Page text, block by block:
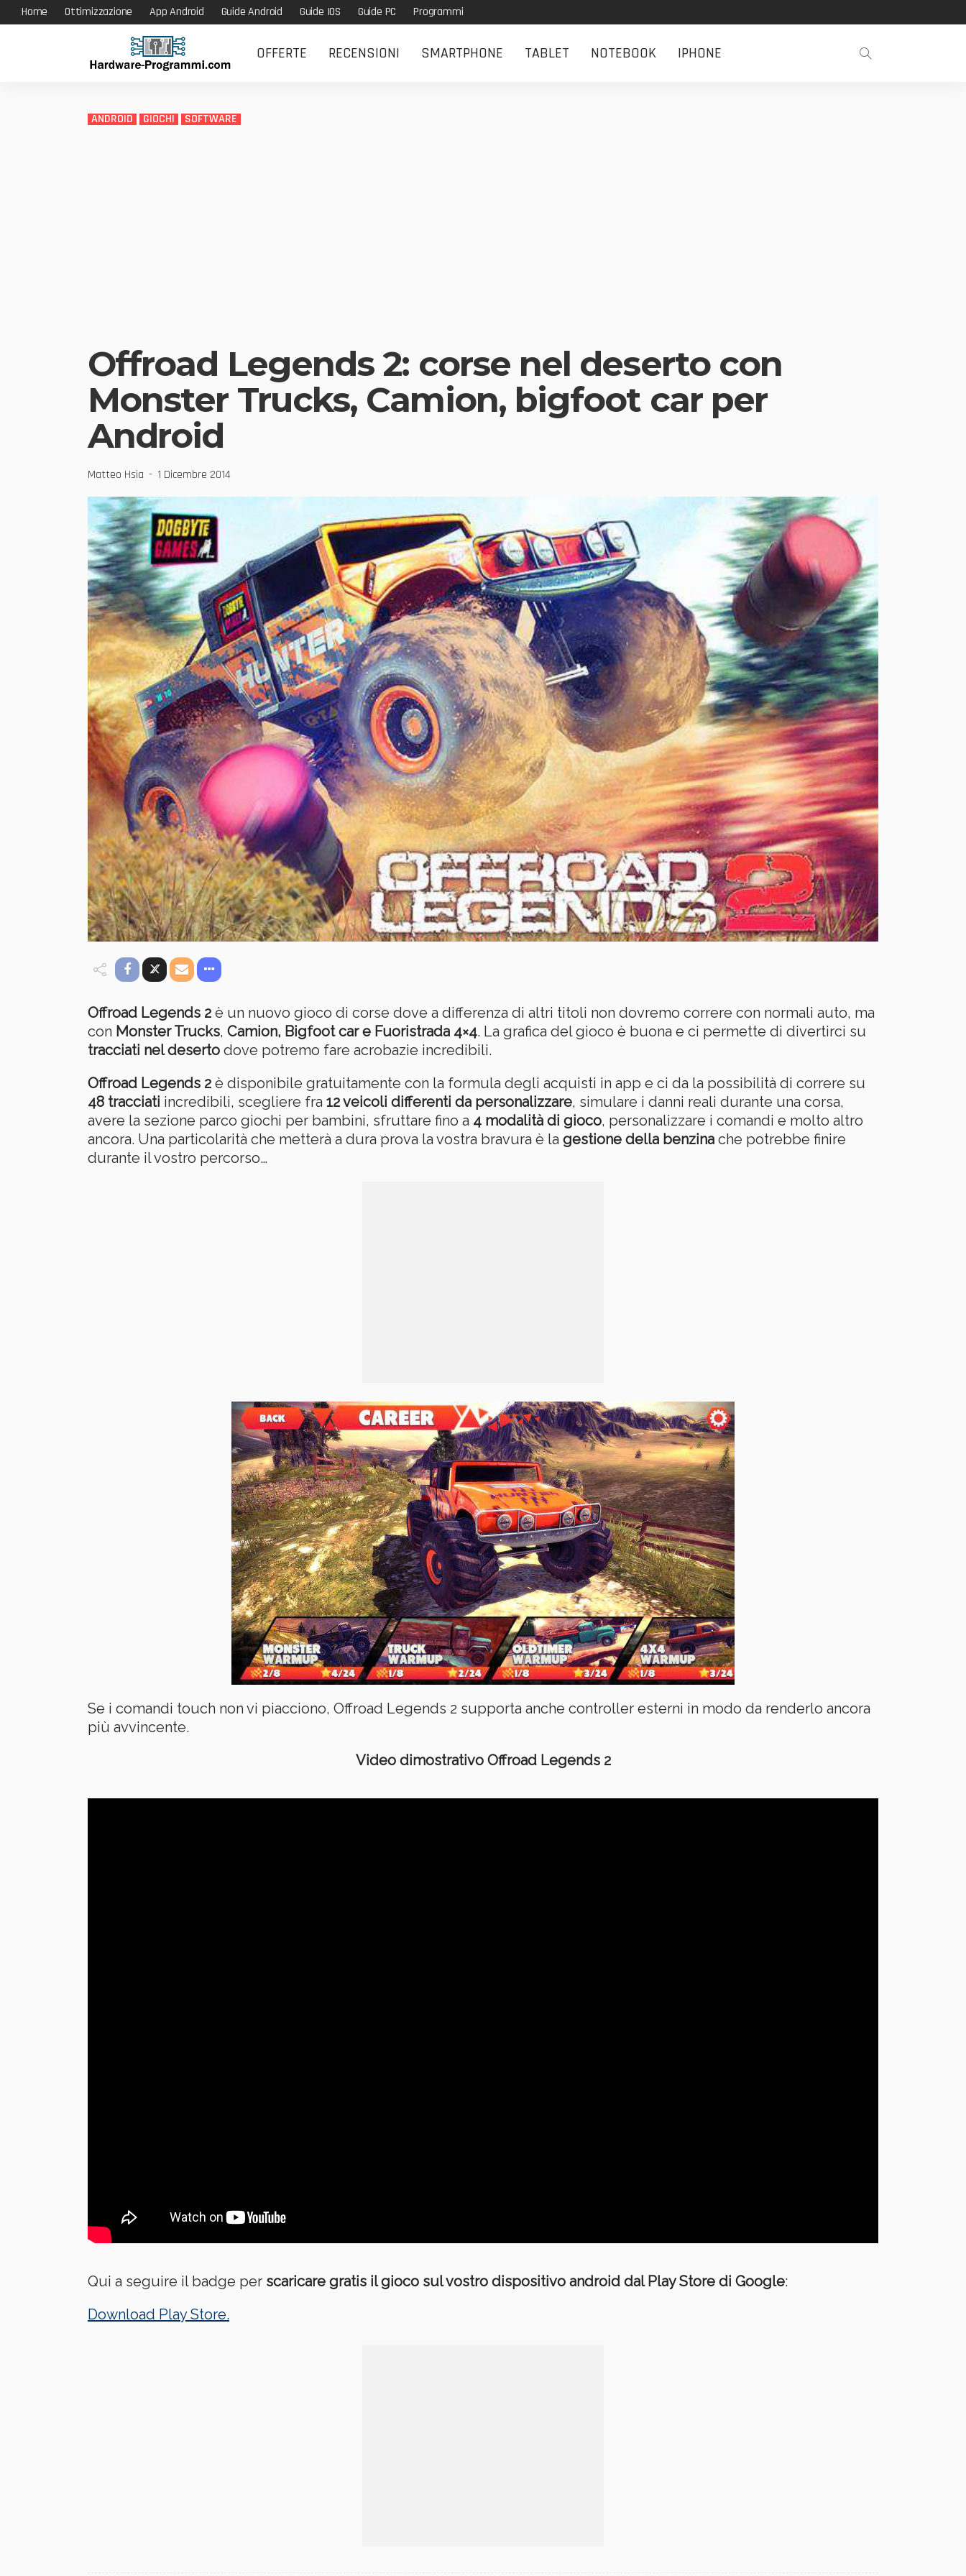
Home Ottimizzazione App Android Guide Android Guide IOS Guide PC Programmi
OFFERTE RECENSIONI SMARTPHONE TABLET NOTEBOOK IPHONE
ANDROID GIOCHI SOFTWARE
Offroad Legends 2: corse nel deserto con
Monster Trucks, Camion, bigfoot car per
Android
Matteo Hsia 1 Dicembre 2014
Offroad Legends 2 è un nuovo gioco di corse dove a differenza di altri titoli non dovremo correre con normali auto, ma
con Monster Trucks, Camion, Bigfoot car e Fuoristrada 4×4. La grafica del gioco è buona e ci permette di divertirci su
tracciati nel deserto dove potremo fare acrobazie incredibili.
Offroad Legends 2 è disponibile gratuitamente con la formula degli acquisti in app e ci da la possibilità di correre su
48 tracciati incredibili, scegliere fra 12 veicoli differenti da personalizzare, simulare i danni reali durante una corsa,
avere la sezione parco giochi per bambini, sfruttare fino a 4 modalità di gioco, personalizzare i comandi e molto altro
ancora. Una particolarità che metterà a dura prova la vostra bravura è la gestione della benzina che potrebbe finire
durante il vostro percorso…
Se i comandi touch non vi piacciono, Offroad Legends 2 supporta anche controller esterni in modo da renderlo ancora
più avvincente.
Video dimostrativo Offroad Legends 2
Qui a seguire il badge per scaricare gratis il gioco sul vostro dispositivo android dal Play Store di Google:
Download Play Store.